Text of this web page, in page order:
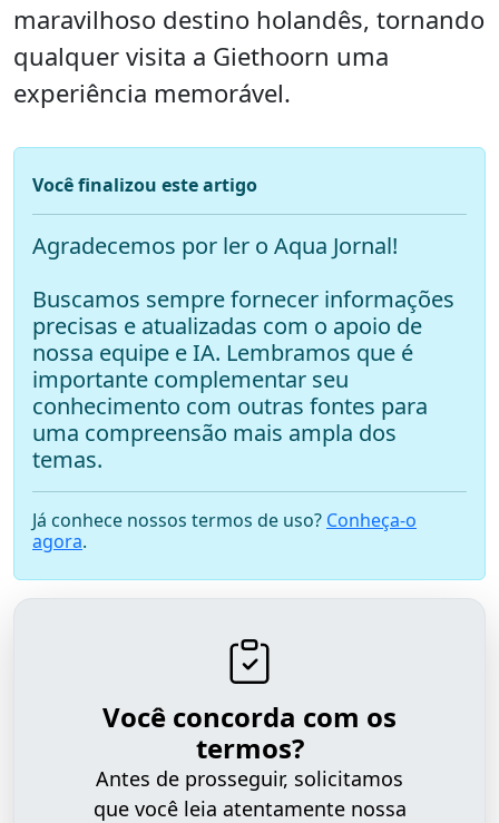
maravilhoso destino holandês, tornando
qualquer visita a Giethoorn uma
experiência memorável.
Você finalizou este artigo
Agradecemos por ler o Aqua Jornal!
Buscamos sempre fornecer informações
precisas e atualizadas com o apoio de
nossa equipe e IA. Lembramos que é
importante complementar seu
conhecimento com outras fontes para
uma compreensão mais ampla dos
temas.
Já conhece nossos termos de uso? Conheça-o
agora.
Você concorda com os
termos?
Antes de prosseguir, solicitamos
que você leia atentamente nossa